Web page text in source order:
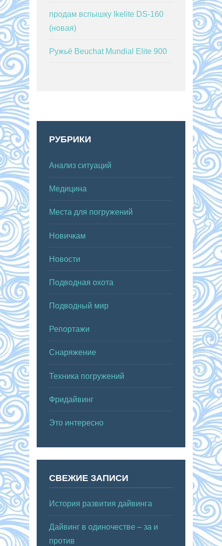
продам вспышку Ikelite DS-160
(новая)
Ружьё Beuchat Mundial Elite 900
РУБРИКИ
Анализ ситуаций
Медицина
Места для погружений
Новичкам
Новости
Подводная охота
Подводный мир
Репортажи
Снаряжение
Техника погружений
Фридайвинг
Это интересно
СВЕЖИЕ ЗАПИСИ
История развития дайвинга
Дайвинг в одиночестве – за и
против